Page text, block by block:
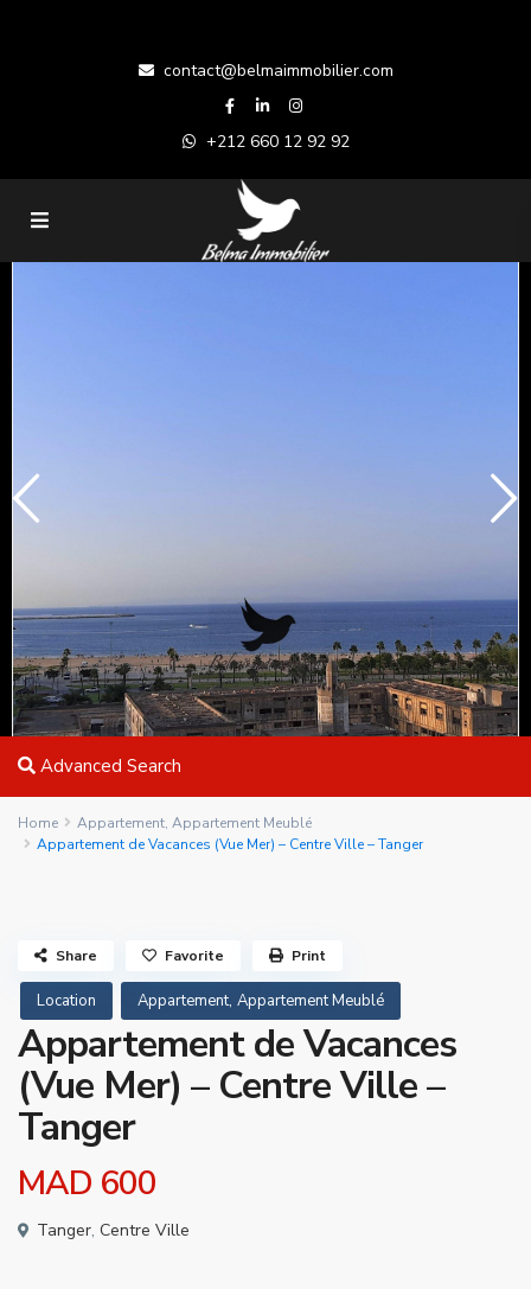
contact@belmaimmobilier.com
+212 660 12 92 92
Advanced Search
Home Appartement, Appartement Meublé
Appartement de Vacances (Vue Mer) – Centre Ville – Tanger
Location Appartement, Appartement Meublé
Appartement de Vacances
(Vue Mer) – Centre Ville –
Tanger
MAD 600
Tanger, Centre Ville
Share Favorite Print